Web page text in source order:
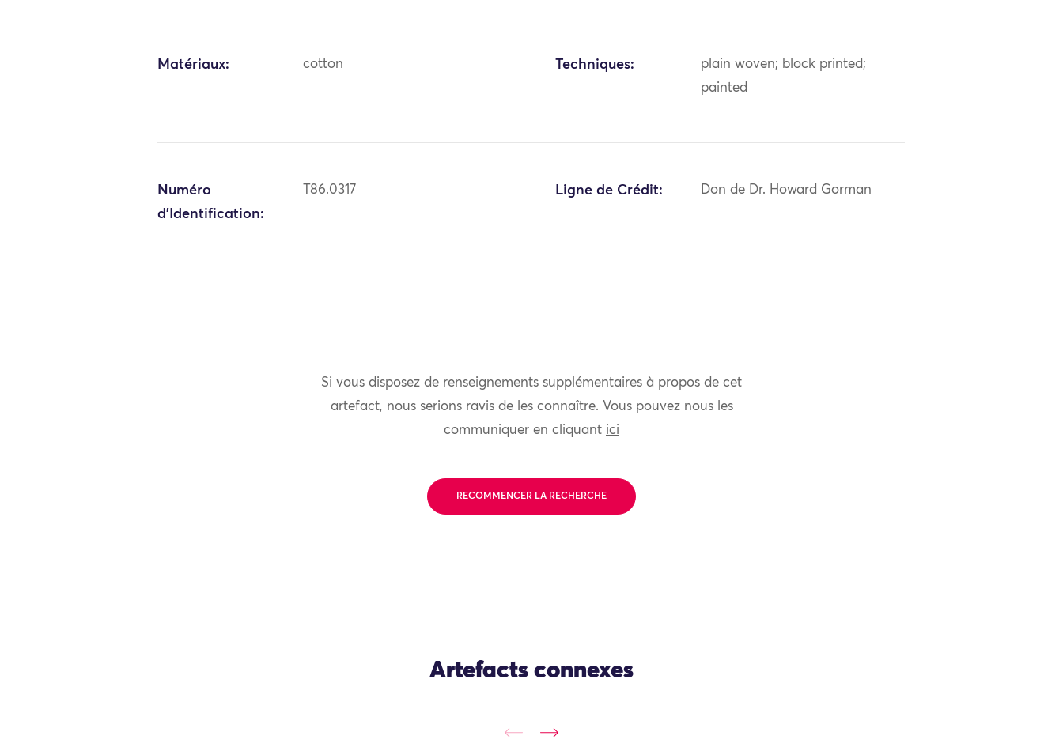
Matériaux: cotton Techniques:
plain woven; block printed;
painted
Numéro
d'Identification:
T86.0317 Ligne de Crédit: Don de Dr. Howard Gorman
Si vous disposez de renseignements supplémentaires à propos de cet
artefact, nous serions ravis de les connaître. Vous pouvez nous les
communiquer en cliquant ici
RECOMMENCER LA RECHERCHE
Artefacts connexes